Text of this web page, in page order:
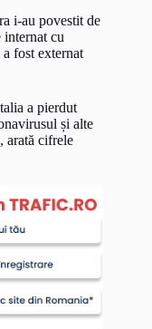
i-au povestit de
internat cu
fost externat
a pierdut
și alte
arată cifrele